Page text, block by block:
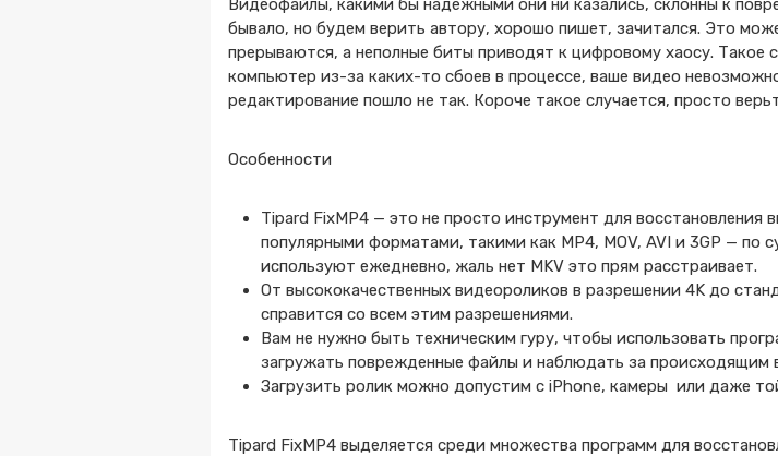
Видеофайлы, какими бы надежными они ни казались, склонны к
бывало, но будем верить автору, хорошо пишет, зачитался. Это
прерываются, а неполные биты приводят к цифровому хаосу. Такое
компьютер из-за каких-то сбоев в процессе, ваше видео
редактирование пошло не так. Короче такое случается, просто
Особенности
Tipard FixMP4 — это не просто инструмент для восстановления
популярными форматами, такими как MP4, MOV, AVI и 3GP — по
используют ежедневно, жаль нет MKV это прям расстраивает.
От высококачественных видеороликов в разрешении 4K до
справится со всем этим разрешениями.
Вам не нужно быть техническим гуру, чтобы использовать
загружать поврежденные файлы и наблюдать за происходящим
Загрузить ролик можно допустим с iPhone, камеры или даже
Tipard FixMP4 выделяется среди множества программ для